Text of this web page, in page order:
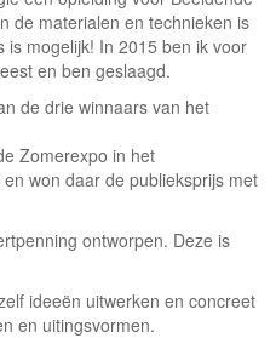
de materialen en technieken is
mogelijk! In 2015 ben ik voor
en ben geslaagd.
de drie winnaars van het
Zomerexpo in het
won daar de publieksprijs met
ontworpen. Deze is
ideeën uitwerken en concreet
en uitingsvormen.